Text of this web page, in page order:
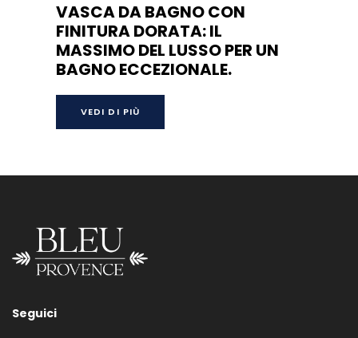
VASCA DA BAGNO CON
FINITURA DORATA: IL
MASSIMO DEL LUSSO PER UN
BAGNO ECCEZIONALE.
Scoprite la perfetta combinazione di lusso e
resistenza con una
dorata,un elemento centrale che
PERCHÉ SCEGLIERE UNA
VASCA DA BAGNO VINTAGE
BAGNO?
VEDI DI PIÙ
Seguici